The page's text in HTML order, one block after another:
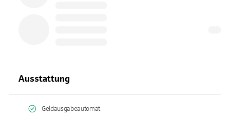
Ausstattung
Geldausgabeautomat